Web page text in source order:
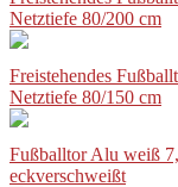
Netztiefe 80/200 cm
Freistehendes
Netztiefe 80/150 cm
Fußballtor Alu weiß
eckverschweißt